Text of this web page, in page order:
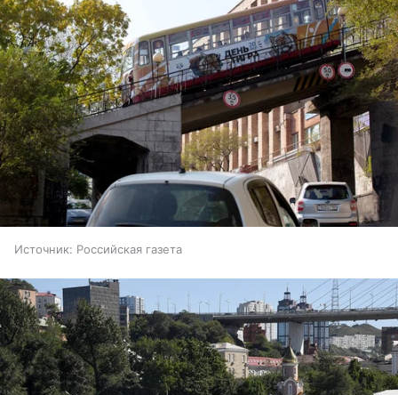
Источник: Российская газета